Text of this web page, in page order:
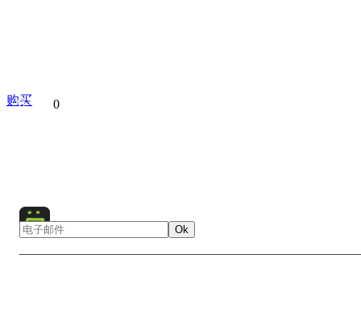
分享到 0
购买
Ok